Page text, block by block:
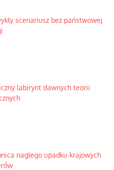
scenariusz bez państwowej
labirynt dawnych teorii
nagłego upadku krajowych